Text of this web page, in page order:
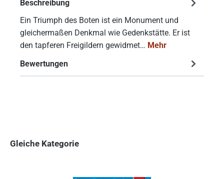
Beschreibung
Ein Triumph des Boten ist ein Monument und
gleichermaßen Denkmal wie Gedenkstätte. Er ist
den tapferen Freigildern gewidmet… Mehr
Bewertungen
Gleiche Kategorie